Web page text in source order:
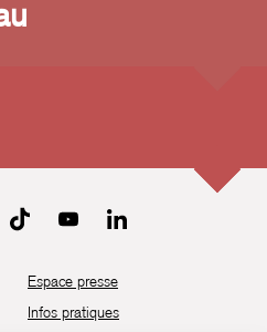
Espace presse
Infos pratiques